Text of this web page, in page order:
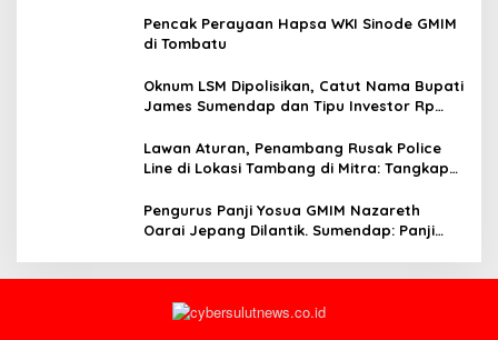
Pencak Perayaan Hapsa WKI Sinode GMIM
di Tombatu
Oknum LSM Dipolisikan, Catut Nama Bupati
James Sumendap dan Tipu Investor Rp
Lawan Aturan, Penambang Rusak Police
Line di Lokasi Tambang di Mitra: Tangkap
Pengurus Panji Yosua GMIM Nazareth
Oarai Jepang Dilantik. Sumendap: Panji